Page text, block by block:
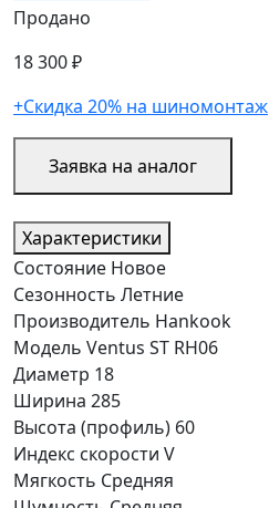
Продано
18 300 ₽
+Скидка 20% на шиномонтаж
Заявка на аналог
Характеристики
Состояние Новое
Сезонность Летние
Производитель Hankook
Модель Ventus ST RH06
Диаметр 18
Ширина 285
Высота (профиль) 60
Индекс скорости V
Мягкость Средняя